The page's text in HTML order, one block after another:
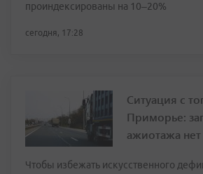
проиндексированы на 10–20%
сегодня, 17:28
Ситуация с
Приморье:
ажиотажа нет
Чтобы избежать искусственного